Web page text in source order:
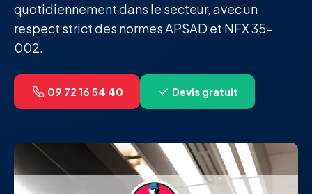
quotidiennement dans le secteur, avec un
respect strict des normes APSAD et NFX 35-
002.
09 72 16 54 40 Devis gratuit